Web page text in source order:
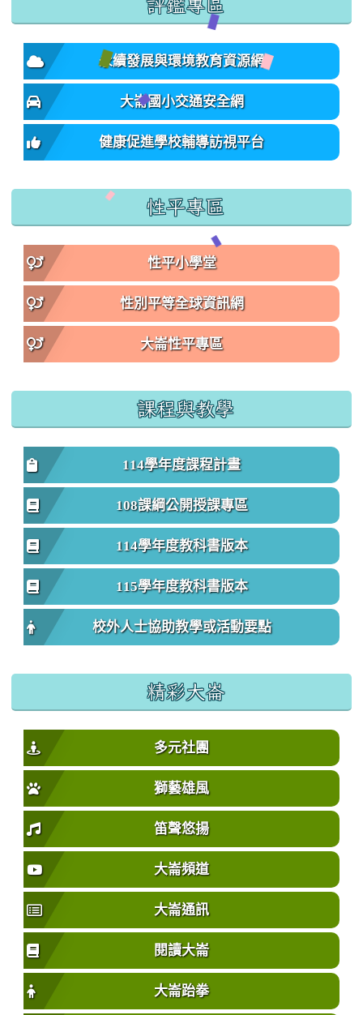
評鑑專區
永續發展與環境教育資源網
大崙國小交通安全網
健康促進學校輔導訪視平台
性平專區
性平小學堂
性別平等全球資訊網
大崙性平專區
課程與教學
114學年度課程計畫
108課綱公開授課專區
114學年度教科書版本
115學年度教科書版本
校外人士協助教學或活動要點
精彩大崙
多元社團
獅藝雄風
笛聲悠揚
大崙頻道
大崙通訊
閱讀大崙
大崙跆拳